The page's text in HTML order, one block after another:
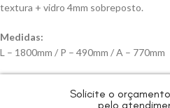
textura + vidro 4mm sobreposto.
Medidas:
L – 1800mm / P – 490mm / A – 770mm
Solicite o
pelo